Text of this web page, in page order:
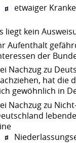
etwaiger
liegt kein
Aufenthalt
der
Nachzug zu
hat die
gewöhnlich in
Nachzug zu